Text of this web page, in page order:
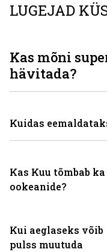
LUGEJAD
Kui aeglaseks võib
pulss muutuda
Kas mõni
hävitada?
Kuidas
Kas Kuu tõmbab
ookeanide?